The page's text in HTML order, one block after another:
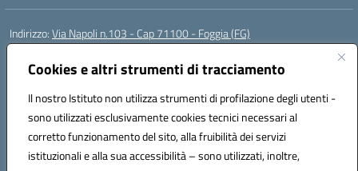
Cookies e altri strumenti di tracciamento
Il nostro Istituto non utilizza strumenti di profilazione degli utenti -
sono utilizzati esclusivamente cookies tecnici necessari al
corretto funzionamento del sito, alla fruibilità dei servizi
istituzionali e alla sua accessibilità – sono utilizzati, inoltre,
Indirizzo:Via Napoli n.103 - Cap 71100 - Foggia (FG)
Centralino:
Posta elettronica certificata (PEC):fgis00800v@pec.istruzione.it
Codice fiscale: 80003280718
Codice meccanografico:FGIS00800V
Codice Indice delle Pubbliche Amministrazioni (IPA): istsc_fgis00800v
Codice unico di fatturazione (CUF): SOLVP8